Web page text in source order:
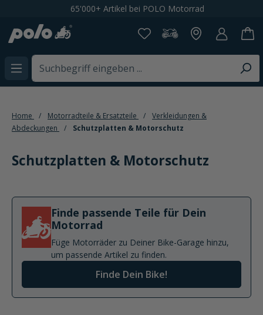
65'000+ Artikel bei POLO Motorrad
Home Motorradteile & Ersatzteile
Verkleidungen &
Abdeckungen
Schutzplatten & Motorschutz
Schutzplatten & Motorschutz
Finde passende Teile für Dein
Motorrad
Füge Motorräder zu Deiner Bike-Garage hinzu,
um passende Artikel zu finden.
Finde Dein Bike!